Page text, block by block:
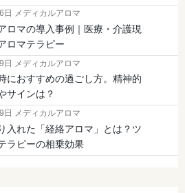
日 メディカルアロマ
ロマの導入事例｜医療・介護現
ロマテラピー
日 メディカルアロマ
におすすめの過ごし方。精神的
サインは？
日 メディカルアロマ
入れた「経絡アロマ」とは？ツ
ラピーの相乗効果